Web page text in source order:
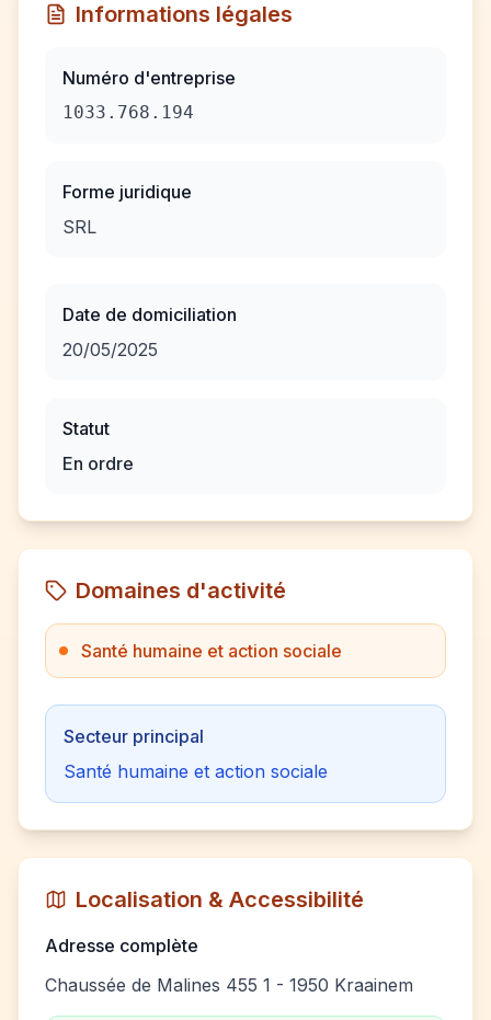
Informations légales
Numéro d'entreprise
1033.768.194
Forme juridique
SRL
Date de domiciliation
20/05/2025
Statut
En ordre
Domaines d'activité
Santé humaine et action sociale
Secteur principal
Santé humaine et action sociale
Localisation & Accessibilité
Adresse complète
Chaussée de Malines 455 1 - 1950 Kraainem